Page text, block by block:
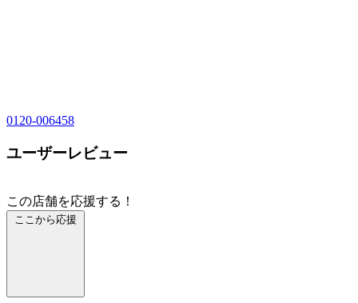
0120-006458
ユーザーレビュー
この店舗を応援する！
ここから応援